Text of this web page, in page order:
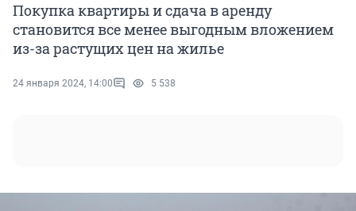
Покупка квартиры и сдача в аренду
становится все менее выгодным вложением
из-за растущих цен на жилье
24 января 2024, 14:00 5 538